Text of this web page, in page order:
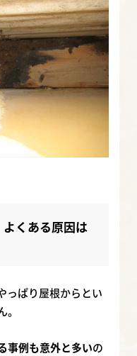
くある原因は
っぱり屋根からとい
事例も意外と多いの